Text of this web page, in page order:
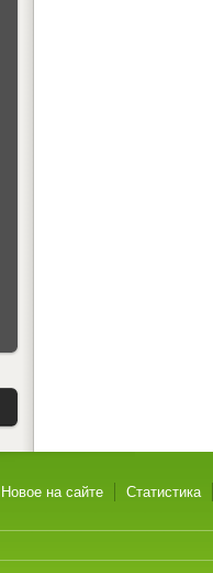
Новое на сайте Статистика